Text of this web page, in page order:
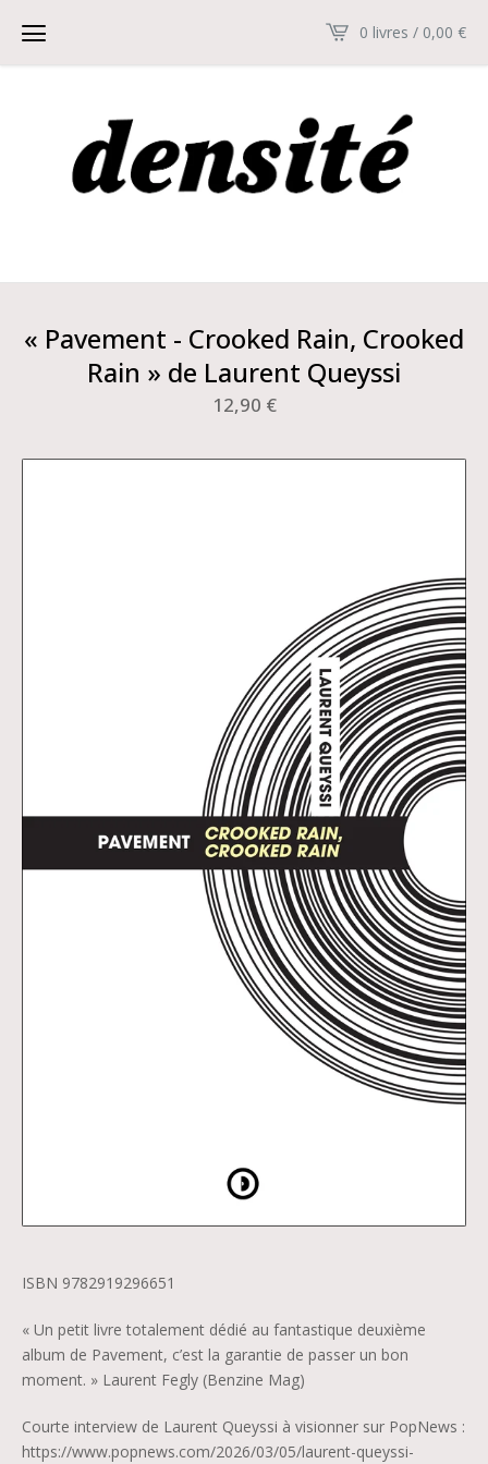
0 livres / 0,00 €
« Pavement - Crooked Rain, Crooked
Rain » de Laurent Queyssi
12,90 €
ISBN 9782919296651
« Un petit livre totalement dédié au fantastique deuxième
album de Pavement, c’est la garantie de passer un bon
moment. » Laurent Fegly (Benzine Mag)
Courte interview de Laurent Queyssi à visionner sur PopNews :
https://www.popnews.com/2026/03/05/laurent-queyssi-